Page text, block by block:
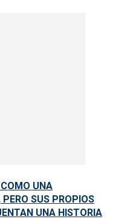
UNA
SUS PROPIOS
UNA HISTORIA